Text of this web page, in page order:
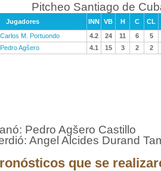
Pitcheo Santiago de
Jugadores INN VB H C CL
Carlos M. Portuondo
4.2 24 11 6 5
Pedro Agšero
4.1 15 3 2 2
Pedro Agšero Castillo
Angel Alcides Durand
que se